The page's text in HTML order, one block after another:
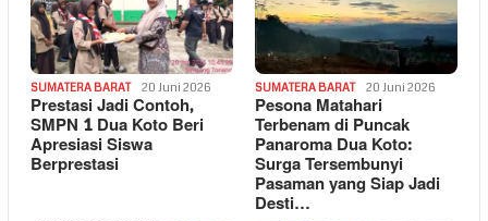
SUMATERA BARAT 20 Juni 2026
Prestasi Jadi Contoh,
SMPN 1 Dua Koto Beri
Apresiasi Siswa
Berprestasi
SUMATERA BARAT 20 Juni 2026
Pesona Matahari
Terbenam di Puncak
Panaroma Dua Koto:
Surga Tersembunyi
Pasaman yang Siap Jadi
Desti…